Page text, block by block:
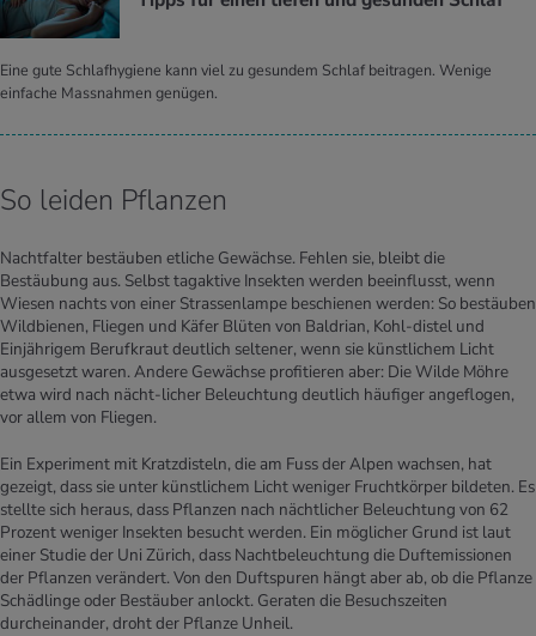
Eine gute Schlafhygiene kann viel zu gesundem Schlaf beitragen. Wenige
einfache Massnahmen genügen.
So leiden Pflanzen
Nachtfalter bestäuben etliche Gewächse. Fehlen sie, bleibt die
Bestäubung aus. Selbst tagaktive Insekten werden beeinflusst, wenn
Wiesen nachts von einer Strassenlampe beschienen werden: So bestäuben
Wildbienen, Fliegen und Käfer Blüten von Baldrian, Kohl-distel und
Einjährigem Berufkraut deutlich seltener, wenn sie künst­lichem Licht
ausgesetzt waren. Andere Gewächse profitieren aber: Die Wilde Möhre
etwa wird nach nächt-licher Beleuchtung deutlich häufiger ange­flogen,
vor allem von Fliegen.
Ein Experiment mit Kratzdisteln, die am Fuss der Alpen wachsen, hat
gezeigt, dass sie unter künstlichem Licht weniger Fruchtkörper bildeten. Es
stellte sich heraus, dass Pflanzen nach nächtlicher Beleuchtung von 62
Prozent weniger Insekten besucht werden. Ein möglicher Grund ist laut
einer Studie der Uni ­Zürich, dass Nachtbeleuchtung die Duftemissionen
der Pflanzen verändert. Von den Duftspuren hängt aber ab, ob die Pflanze
Schädlinge oder Bestäuber anlockt. Geraten die Besuchszeiten
durcheinander, droht der Pflanze Unheil.